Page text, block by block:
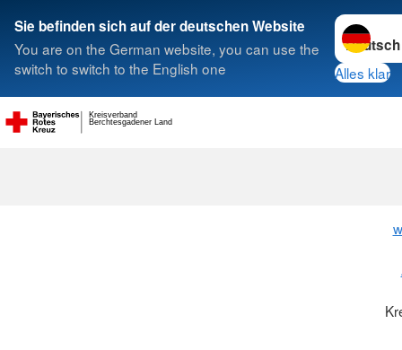
Sie befinden sich auf der deutschen Website
You are on the German website, you can use the
switch to switch to the English one
Sprache
Alles klar
Berchtesgadener Land
Kreisverband
Suche